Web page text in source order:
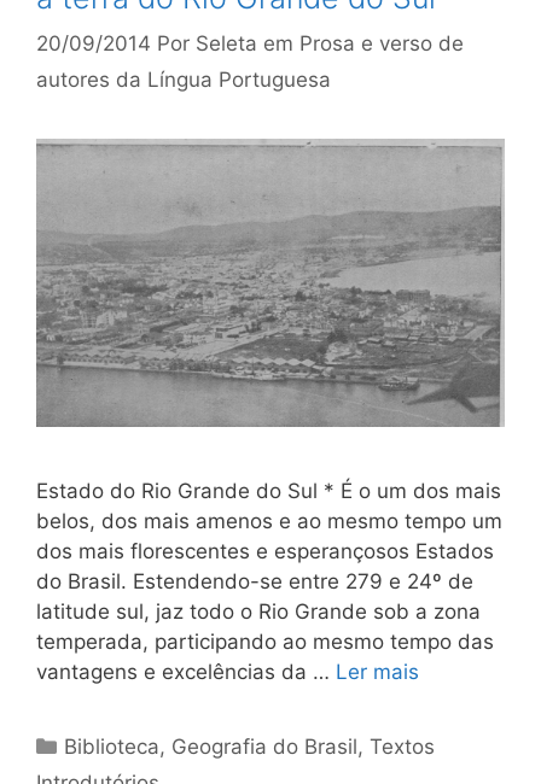
20/09/2014 Por Seleta em Prosa e verso de
autores da Língua Portuguesa
Estado do Rio Grande do Sul * É o um dos mais
belos, dos mais amenos e ao mesmo tempo um
dos mais florescentes e esperançosos Es­tados
do Brasil. Estendendo-se entre 279 e 24º de
latitude sul, jaz todo o Rio Grande sob a zona
temperada, participando ao mesmo tempo das
vantagens e excelências da … Ler mais
Categorias
Biblioteca, Geografia do Brasil,Textos